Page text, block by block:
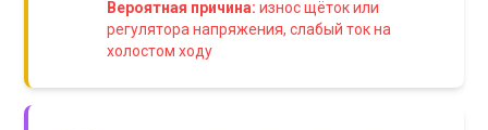
Вероятная причина: износ щёток или
регулятора напряжения, слабый ток на
холостом ходу